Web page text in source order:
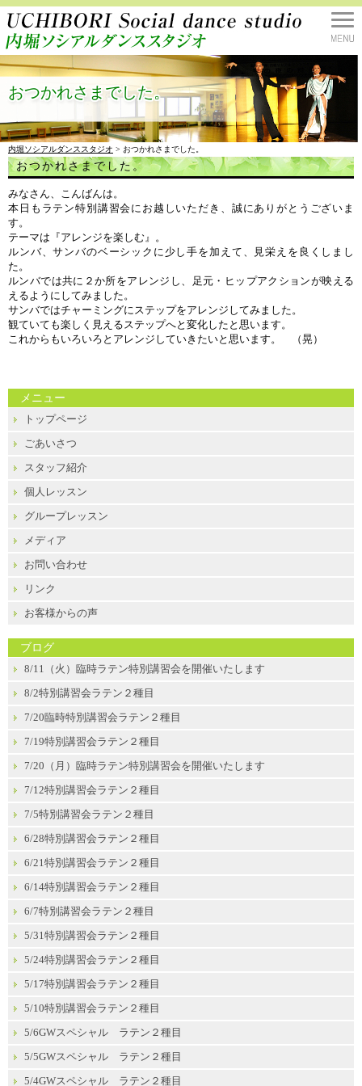
おつかれさまでした。
内堀ソシアルダンススタジオ > おつかれさまでした。
おつかれさまでした。
みなさん、こんばんは。
本日もラテン特別講習会にお越しいただき、誠にありがとうございま
す。
テーマは『アレンジを楽しむ』。
ルンバ、サンバのベーシックに少し手を加えて、見栄えを良くしまし
た。
ルンバでは共に２か所をアレンジし、足元・ヒップアクションが映える
えるようにしてみました。
サンバではチャーミングにステップをアレンジしてみました。
観ていても楽しく見えるステップへと変化したと思います。
これからもいろいろとアレンジしていきたいと思います。 （晃）
メニュー
トップページ
ごあいさつ
スタッフ紹介
個人レッスン
グループレッスン
メディア
お問い合わせ
リンク
お客様からの声
ブログ
8/11（火）臨時ラテン特別講習会を開催いたします
8/2特別講習会ラテン２種目
7/20臨時特別講習会ラテン２種目
7/19特別講習会ラテン２種目
7/20（月）臨時ラテン特別講習会を開催いたします
7/12特別講習会ラテン２種目
7/5特別講習会ラテン２種目
6/28特別講習会ラテン２種目
6/21特別講習会ラテン２種目
6/14特別講習会ラテン２種目
6/7特別講習会ラテン２種目
5/31特別講習会ラテン２種目
5/24特別講習会ラテン２種目
5/17特別講習会ラテン２種目
5/10特別講習会ラテン２種目
5/6GWスペシャル ラテン２種目
5/5GWスペシャル ラテン２種目
5/4GWスペシャル ラテン２種目